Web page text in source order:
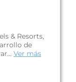
localiza en
de gran